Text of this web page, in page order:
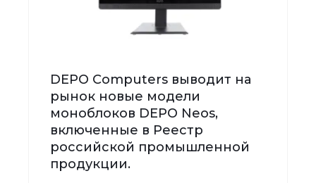
DEPO Computers выводит на
рынок новые модели
моноблоков DEPO Neos,
включенные в Реестр
российской промышленной
продукции.